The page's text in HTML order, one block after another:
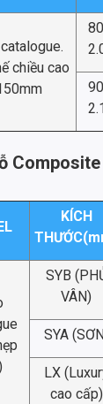
chiều cao
Composite
KÍCH
SYB
VÂN)
SYA
LX
cao cấp)